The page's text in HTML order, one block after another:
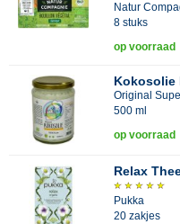
Natur
8 stuks
op voorraad
Kokosolie
Original
500 ml
op voorraad
Relax
Pukka
20 zakjes